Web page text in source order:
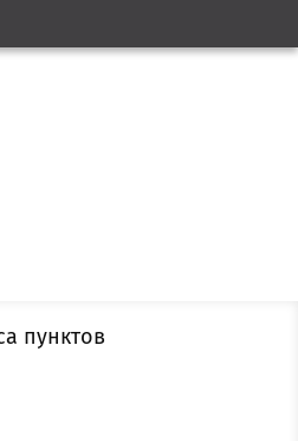
пунктов